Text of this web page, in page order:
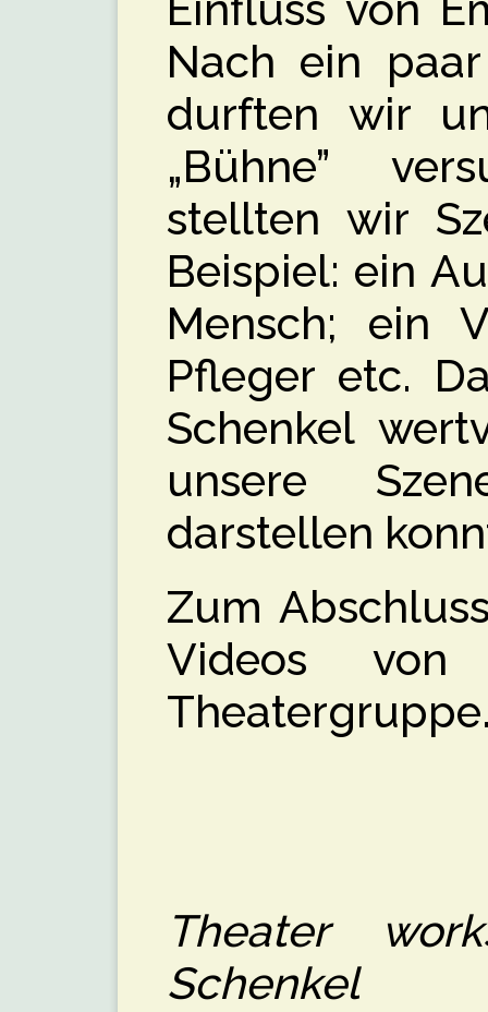
Nach ein
durften wir
„Bühne”
stellten wir
Beispiel: ein
Mensch; ein
Pfleger etc.
Schenkel
unsere
darstellen
Zum
Videos von
Theater
Schenkel